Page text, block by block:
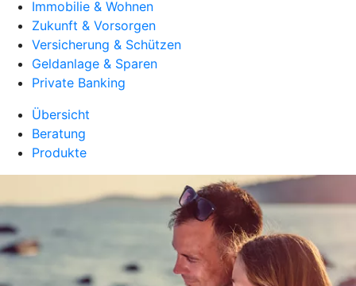
Immobilie & Wohnen
Zukunft & Vorsorgen
Versicherung & Schützen
Geldanlage & Sparen
Private Banking
Übersicht
Beratung
Produkte